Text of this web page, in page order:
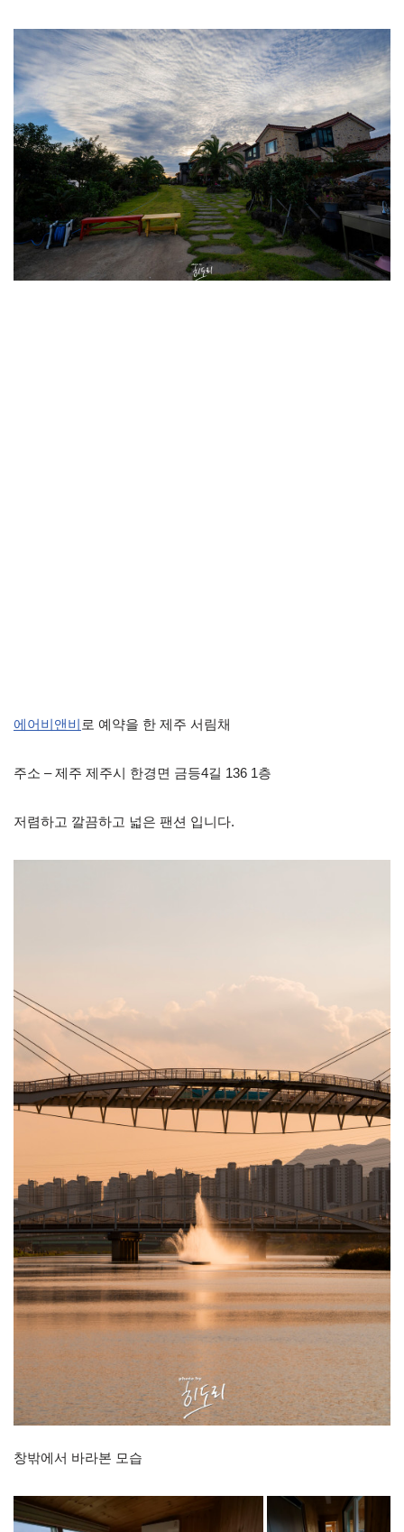
에어비앤비 로 예약을 한 제주 서림채
주소 – 제주 제주시 한경면 금등4길 136 1층
저렴하고 깔끔하고 넓은 팬션 입니다.
창밖에서 바라본 모습